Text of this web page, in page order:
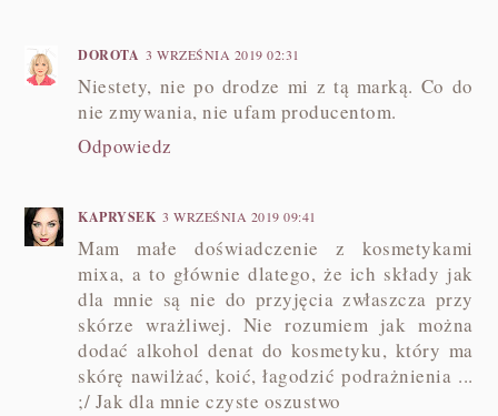
DOROTA 3 WRZEŚNIA 2019 02:31
Niestety, nie po drodze mi z tą marką. Co do
nie zmywania, nie ufam producentom.
Odpowiedz
KAPRYSEK 3 WRZEŚNIA 2019 09:41
Mam małe doświadczenie z kosmetykami
mixa, a to głównie dlatego, że ich składy jak
dla mnie są nie do przyjęcia zwłaszcza przy
skórze wrażliwej. Nie rozumiem jak można
dodać alkohol denat do kosmetyku, który ma
skórę nawilżać, koić, łagodzić podrażnienia ...
;/ Jak dla mnie czyste oszustwo